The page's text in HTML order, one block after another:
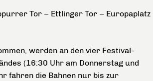
Tor – Ettlinger Tor – Europaplatz
werden an den vier Festival-
(16:30 Uhr am Donnerstag und
fahren die Bahnen nur bis zur